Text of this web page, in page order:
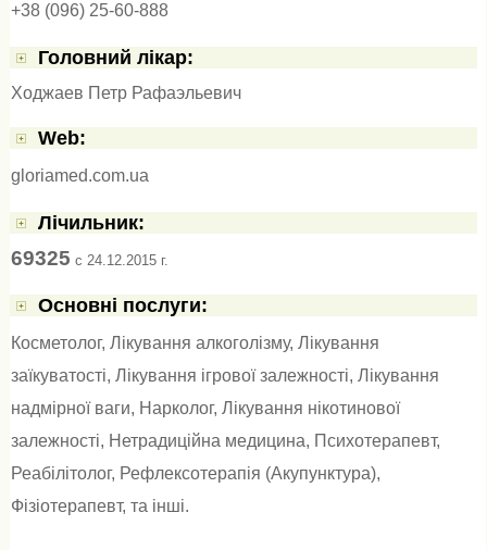
+38 (096) 25-60-888
Головний лікар:
Ходжаев Петр Рафаэльевич
Web:
gloriamed.com.ua
Лічильник:
69325 c 24.12.2015 г.
Основні послуги:
Косметолог, Лікування алкоголізму, Лікування
заїкуватості, Лікування ігрової залежності, Лікування
надмірної ваги, Нарколог, Лікування нікотинової
залежності, Нетрадиційна медицина, Психотерапевт,
Реабілітолог, Рефлексотерапія (Акупунктура),
Фізіотерапевт, та інші.